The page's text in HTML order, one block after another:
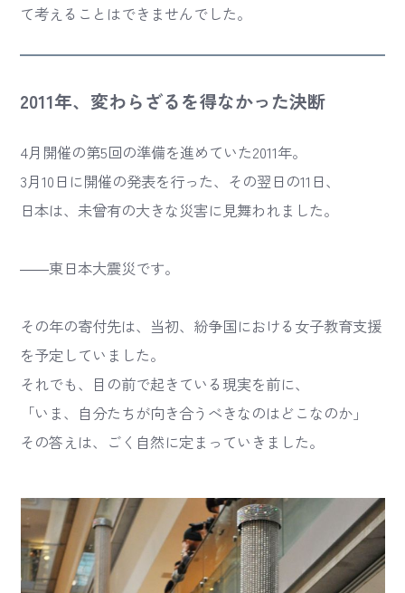
て考えることはできませんでした。
2011年、変わらざるを得なかった決断
4月開催の第5回の準備を進めていた2011年。
3月10日に開催の発表を行った、その翌日の11日、
日本は、未曾有の大きな災害に見舞われました。
――東日本大震災です。
その年の寄付先は、当初、紛争国における女子教育支援
を予定していました。
それでも、目の前で起きている現実を前に、
「いま、自分たちが向き合うべきなのはどこなのか」
その答えは、ごく自然に定まっていきました。